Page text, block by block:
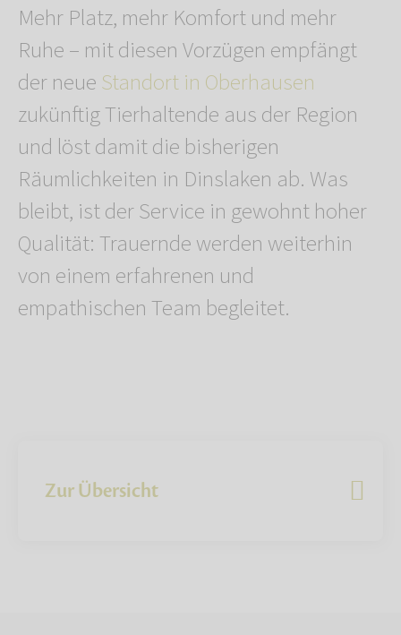
Mehr Platz, mehr Komfort und mehr
Ruhe – mit diesen Vorzügen empfängt
der neueStandort in Oberhausen
zukünftig Tierhaltende aus der Region
und löst damit die bisherigen
Räumlichkeiten in Dinslaken ab. Was
bleibt, ist der Service in gewohnt hoher
Qualität: Trauernde werden weiterhin
von einem erfahrenen und
empathischen Team begleitet.
Zur Übersicht